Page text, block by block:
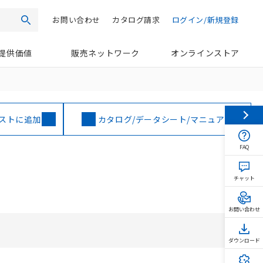
検索 ログイン/新規登録
カタログ請求
お問い合わせ
供価値 販売ネットワーク オンラインストア
トに追加 カタログ/データシート/マニュアル
FAQ
チャット
お問い合わせ
ダウンロード